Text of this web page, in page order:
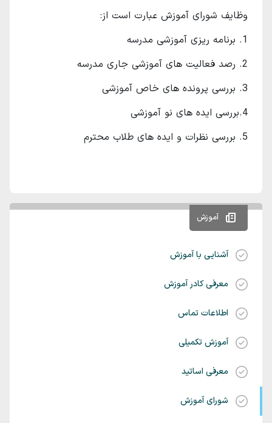
آموزش
آشنایی با آموزش
معرفی کادر آموزش
اطلاعات تماس
آموزش تکمیلی
معرفی اساتید
شورای آموزش
وظایف شورای آموزش عبارت است از:
1. برنامه ریزی آموزشی مدرسه
2. رصد فعالیت های آموزشی جاری مدرسه
3. بررسی پرونده های خاص آموزشی
4.بررسی ایده های نو آموزشی
5. بررسی نظرات و ایده های طلاب محترم